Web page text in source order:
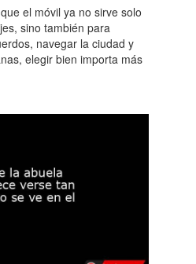
el móvil ya no sirve solo
sino también para
navegar la ciudad y
elegir bien importa más